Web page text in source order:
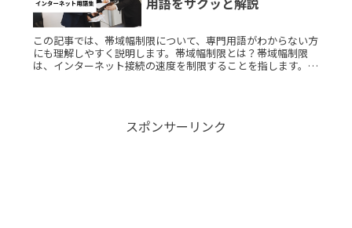
この記事では、帯域幅制限について、専門用語がわからない方
にも理解しやすく説明します。帯域幅制限とは？帯域幅制限
は、インターネット接続の速度を制限することを指します。こ
スポンサーリンク